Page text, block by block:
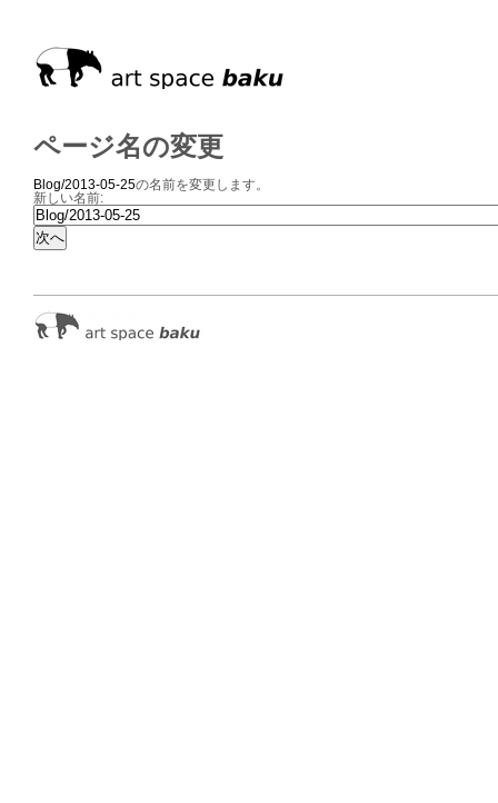
ページ名の変更
Blog/2013-05-25の名前を変更します。
新しい名前: